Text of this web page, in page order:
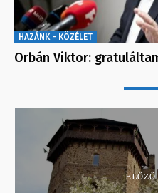
HAZÁNK - KÖZÉLET
Orbán Viktor: